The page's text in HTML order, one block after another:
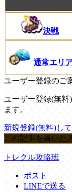
決戦
通常エリ
ユーザー登録のご
ユーザー登録(無料
ます。
新規登録(無料)し
この記事を書いた
トレクル攻略班
ポスト
LINEで送る